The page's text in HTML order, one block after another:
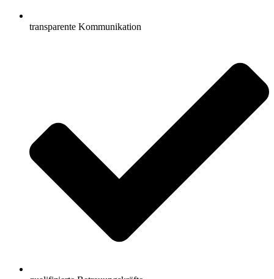
transparente Kommunikation